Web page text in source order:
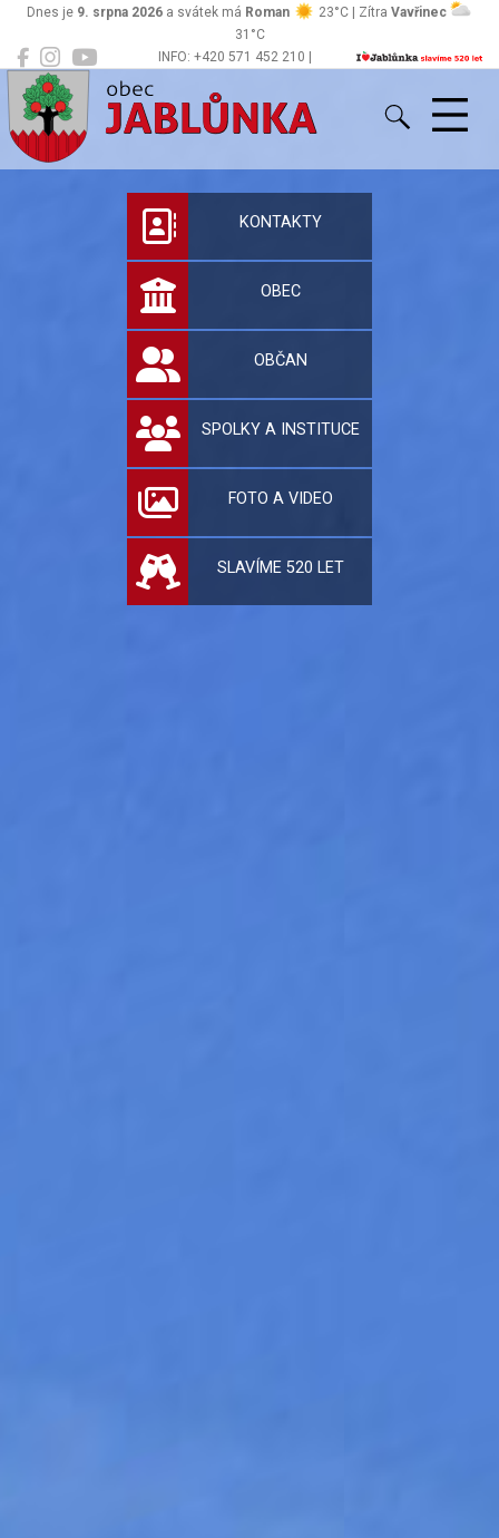
INFO: +420 571 452 210 |
Dnes je 9. srpna 2026 a svátek má Roman 23°C | Zítra Vavřinec
31°C
Jablůnka
Oficiální stránky
KONTAKTY
OBEC
OBČAN
SPOLKY A INSTITUCE
FOTO A VIDEO
SLAVÍME 520 LET